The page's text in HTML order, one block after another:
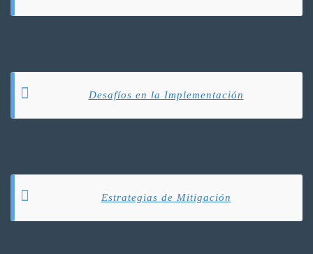
Desafíos en la Implementación
Estrategias de Mitigación